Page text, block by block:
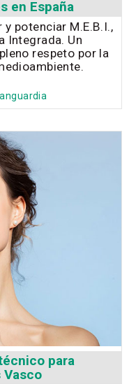
en España
potenciar M.E.B.I.,
Integrada. Un
respeto por la
para
Vasco